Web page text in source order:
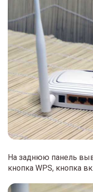
На заднюю панель
кнопка WPS, кнопка